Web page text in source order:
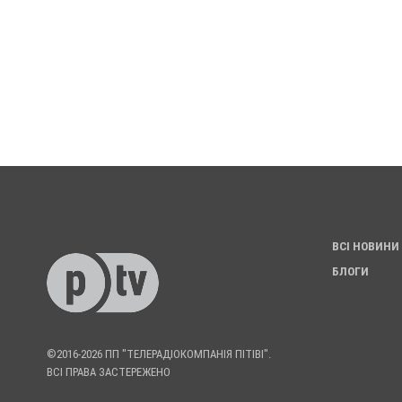
©2016-2026 ПП "ТЕЛЕРАДІОКОМПАНІЯ ПІТІВІ".
ВСІ ПРАВА ЗАСТЕРЕЖЕНО
ВСІ НОВИНИ
БЛОГИ